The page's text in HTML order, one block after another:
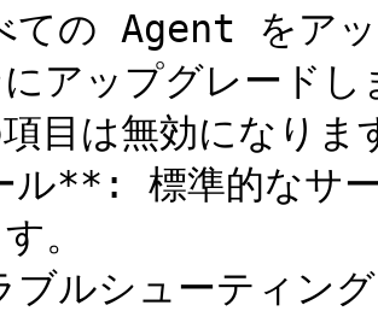
の Agent をア
にアップグレード
目は無効になりま
**: 標準的なサー
。
ルシューティ